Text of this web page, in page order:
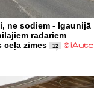
ne sodiem - Igaunijā
radariem
ceļa zimes
12